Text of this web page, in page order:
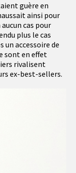
guère en
ainsi pour
cas pour
plus le cas
un accessoire de
sont en effet
rivalisent
ex-best-sellers.